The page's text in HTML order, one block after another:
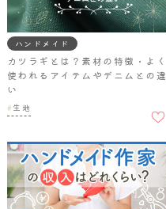
ハンドメイド
カツラギとは？素材の特徴・よく
使われるアイテムやデニムとの違
い
生地
入りに